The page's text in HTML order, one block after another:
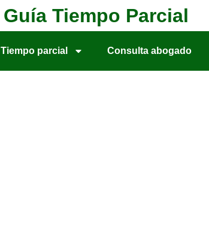
Guía Tiempo Parcial
Tiempo parcial Consulta abogado